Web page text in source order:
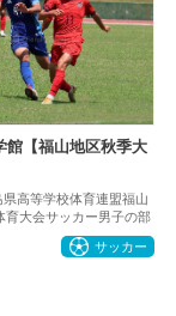
【福山地区秋季大
高等学校体育連盟福山
育大会サッカー男子の部
サッカー